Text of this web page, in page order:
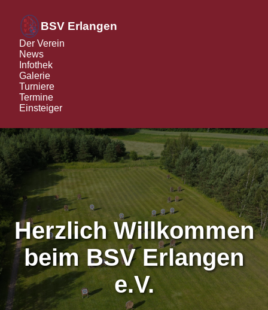
BSV Erlangen
Der Verein
News
Infothek
Galerie
Turniere
Termine
Einsteiger
Herzlich Willkommen
beim BSV Erlangen
e.V.